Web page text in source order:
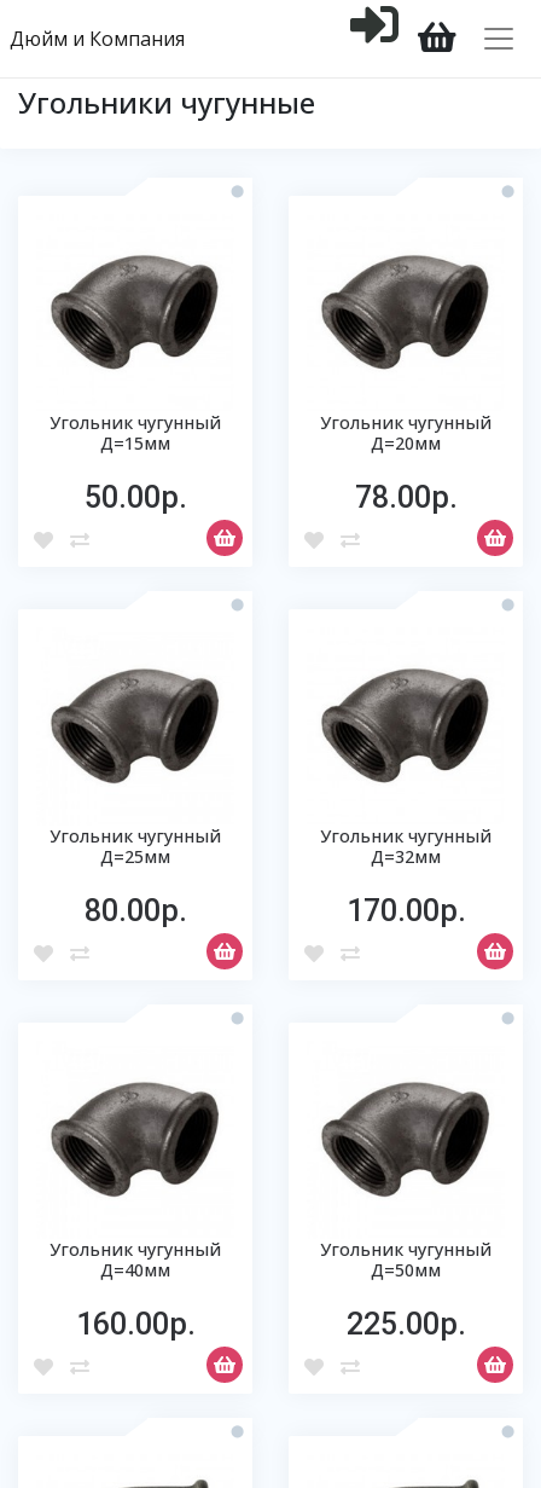
Дюйм и Компания
Угольники чугунные
Угольник чугунный
Д=15мм
50.00р.
Угольник чугунный
Д=20мм
78.00р.
Угольник чугунный
Д=25мм
80.00р.
Угольник чугунный
Д=32мм
170.00р.
Угольник чугунный
Д=40мм
160.00р.
Угольник чугунный
Д=50мм
225.00р.